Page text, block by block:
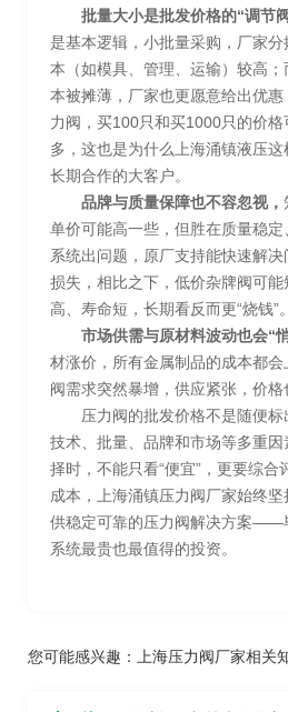
批量大小是批发价格的“调节
是基本逻辑，小批量采购，厂家
本（如模具、管理、运输）较高
本被摊薄，厂家也更愿意给出优
力阀，买100只和买1000只的价
多，这也是为什么上海涌镇液压
长期合作的大客户。
品牌与质量保障也不容忽视，
单价可能高一些，但胜在质量稳
系统出问题，原厂支持能快速解
损失，相比之下，低价杂牌阀可
高、寿命短，长期看反而更“烧钱”。
市场供需与原材料波动也会“
材涨价，所有金属制品的成本都
阀需求突然暴增，供应紧张，价格
压力阀的批发价格不是随便标
技术、批量、品牌和市场等多重
择时，不能只看“便宜”，更要综合
成本，上海涌镇压力阀厂家始终
供稳定可靠的压力阀解决方案——
系统最贵也最值得的投资。
您可能感兴趣： 上海压力阀厂家相关